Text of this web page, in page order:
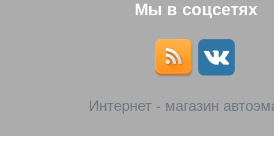
Мы в соцсетях
Интернет - магазин